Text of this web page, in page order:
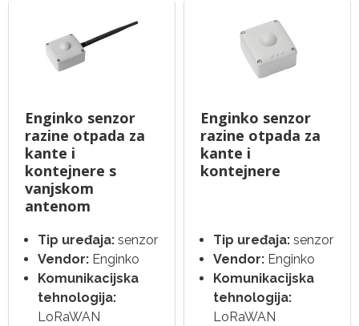
Enginko senzor
razine otpada za
kante i
kontejnere s
vanjskom
antenom
Tip uređaja: senzor
Vendor: Enginko
Komunikacijska
tehnologija:
LoRaWAN
Enginko senzor
razine otpada za
kante i
kontejnere
Tip uređaja: senzor
Vendor: Enginko
Komunikacijska
tehnologija:
LoRaWAN